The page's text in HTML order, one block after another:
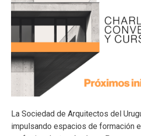
La Sociedad de Arquitectos del
impulsando espacios de formación